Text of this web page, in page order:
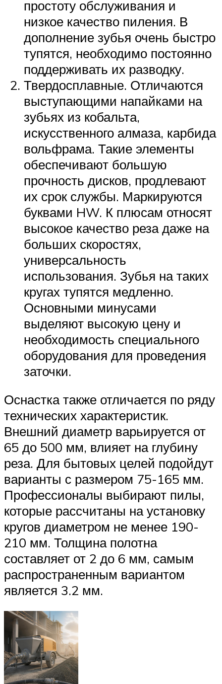
простоту обслуживания и
низкое качество пиления. В
дополнение зубья очень быстро
тупятся, необходимо постоянно
поддерживать их разводку.
Твердосплавные. Отличаются
выступающими напайками на
зубьях из кобальта,
искусственного алмаза, карбида
вольфрама. Такие элементы
обеспечивают большую
прочность дисков, продлевают
их срок службы. Маркируются
буквами HW. К плюсам относят
высокое качество реза даже на
больших скоростях,
универсальность
использования. Зубья на таких
кругах тупятся медленно.
Основными минусами
выделяют высокую цену и
необходимость специального
оборудования для проведения
заточки.
Оснастка также отличается по ряду
технических характеристик.
Внешний диаметр варьируется от
65 до 500 мм, влияет на глубину
реза. Для бытовых целей подойдут
варианты с размером 75-165 мм.
Профессионалы выбирают пилы,
которые рассчитаны на установку
кругов диаметром не менее 190-
210 мм. Толщина полотна
составляет от 2 до 6 мм, самым
распространенным вариантом
является 3.2 мм.